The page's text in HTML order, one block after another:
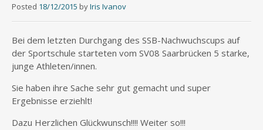
Posted 18/12/2015 byIris Ivanov
Bei dem letzten Durchgang des SSB-Nachwuchscups auf
der Sportschule starteten vom SV08 Saarbrücken 5 starke,
junge Athleten/innen.
Sie haben ihre Sache sehr gut gemacht und super
Ergebnisse erziehlt!
Dazu Herzlichen Glückwunsch!!!! Weiter so!!!